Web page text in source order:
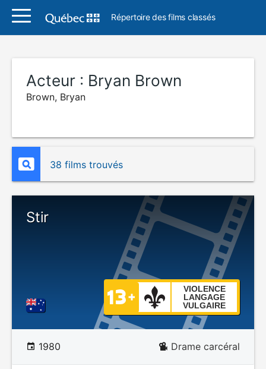
Répertoire des films classés
Acteur : Bryan Brown
Brown, Bryan
38 films trouvés
Stir
VIOLENCE
LANGAGE
VULGAIRE
1980 Drame carcéral